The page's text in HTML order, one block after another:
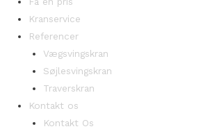
Kranservice
Referencer
Vægsvingskran
Søjlesvingskran
Traverskran
Kontakt os
Kontakt Os